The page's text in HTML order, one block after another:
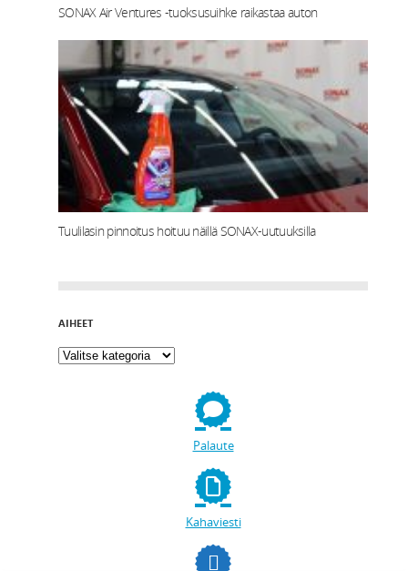
SONAX Air Ventures -tuoksusuihke raikastaa auton
Tuulilasin pinnoitus hoituu näillä SONAX-uutuuksilla
AIHEET
Palaute
Kahaviesti